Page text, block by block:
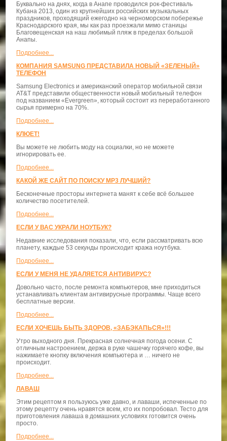
Буквально на днях, когда в Анапе проводился рок-фестиваль
Кубана 2013, один из крупнейших российских музыкальных
праздников, проходящий ежегодно на черноморском побережье
Краснодарского края, мы как раз проезжали мимо станицы
Благовещенская на наш любимый пляж в пределах большой
Анапы.
Подробнее...
КОМПАНИЯ SAMSUNG ПРЕДСТАВИЛА НОВЫЙ «ЗЕЛЕНЫЙ»
ТЕЛЕФОН
Samsung Electronics и американский оператор мобильной связи
AT&T представили общественности новый мобильный телефон
под названием «Evergreen», который состоит из переработанного
сырья примерно на 70%.
Подробнее...
КЛЮЕТ!
Вы можете не любить моду на социалки, но не можете
игнорировать ее.
Подробнее...
КАКОЙ ЖЕ САЙТ ПО ПОИСКУ MP3 ЛУЧШИЙ?
Бесконечные просторы интернета манят к себе всё большее
количество посетителей.
Подробнее...
ЕСЛИ У ВАС УКРАЛИ НОУТБУК?
Недавние исследования показали, что, если рассматривать всю
планету, каждые 53 секунды происходит кража ноутбука.
Подробнее...
ЕСЛИ У МЕНЯ НЕ УДАЛЯЕТСЯ АНТИВИРУС?
Довольно часто, после ремонта компьютеров, мне приходиться
устанавливать клиентам антивирусные программы. Чаще всего
бесплатные версии.
Подробнее...
ЕСЛИ ХОЧЕШЬ БЫТЬ ЗДОРОВ, «ЗАБЭКАПЬСЯ»!!!
Утро выходного дня. Прекрасная солнечная погода осени. С
отличным настроением, держа в руке чашечку горячего кофе, вы
нажимаете кнопку включения компьютера и … ничего не
происходит.
Подробнее...
ЛАВАШ
Этим рецептом я пользуюсь уже давно, и лаваши, испеченные по
этому рецепту очень нравятся всем, кто их попробовал. Тесто для
приготовления лаваша в домашних условиях готовится очень
просто.
Подробнее...